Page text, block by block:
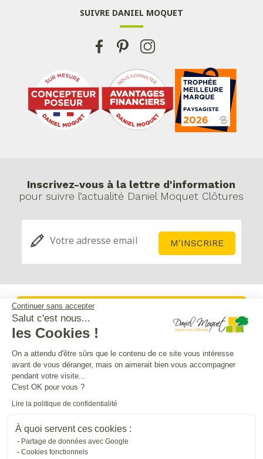
Continuer sans accepter
Salut c'est nous...
les Cookies !
On a attendu d'être sûrs que le contenu de ce site vous intéresse
avant de vous déranger, mais on aimerait bien vous accompagner
pendant votre visite...
C'est OK pour vous ?
Lire la politique de confidentialité
À quoi servent ces cookies :
Partage de données avec Google
Cookies fonctionnels
SUIVRE DANIEL MOQUET
Inscrivez-vous à la lettre d'information
pour suivre l’actualité Daniel Moquet Clôtures
Mentions légales
Crédits Agence de communication